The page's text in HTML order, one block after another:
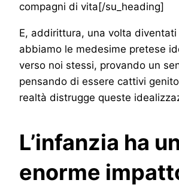
compagni di vita[/su_heading]
E, addirittura, una volta diventati
abbiamo le medesime pretese
verso noi stessi, provando un
pensando di essere cattivi
realtà distrugge queste
L’infanzia ha
enorme